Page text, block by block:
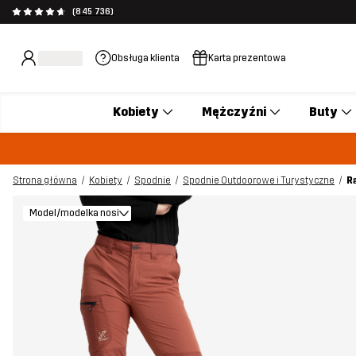
(845 736)
Obsługa klienta Karta prezentowa
Kobiety Mężczyźni Buty
Strona główna Kobiety Spodnie Spodnie Outdoorowe i Turystyczne
Model/modelka nosi